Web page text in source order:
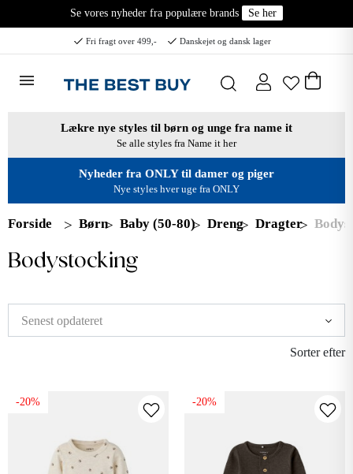
Se vores nyheder fra populære brands Se her
Fri fragt over 499,- Danskejet og dansk lager
Lækre nye styles til børn og unge fra name it
Se alle styles fra Name it her
Nyheder fra ONLY til damer og piger
Nye styles hver uge fra ONLY
Forside Børn Baby (50-80) Dreng Dragter
Bodystocking
Sorter efter
-20% -20%